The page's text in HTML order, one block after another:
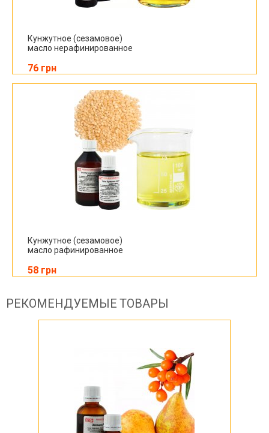
Кунжутное (сезамовое)
масло нерафинированное
76 грн
Кунжутное (сезамовое)
масло рафинированное
58 грн
РЕКОМЕНДУЕМЫЕ ТОВАРЫ